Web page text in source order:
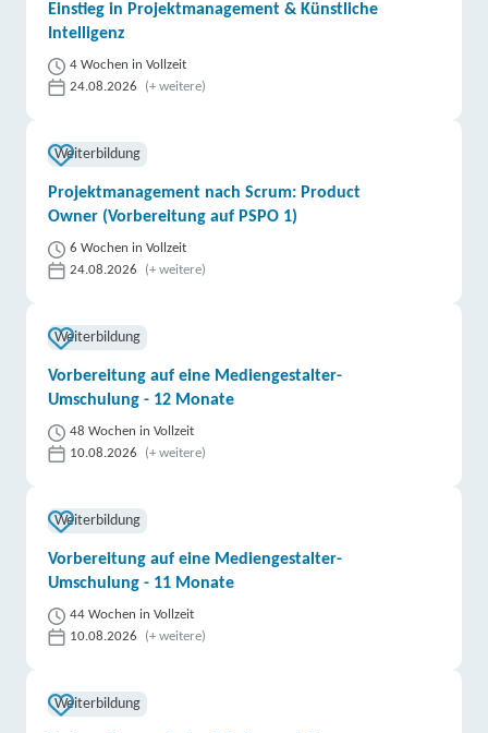
Einstieg in Projektmanagement & Künstliche
Intelligenz
4 Wochen in Vollzeit
24.08.2026
(+ weitere)
Weiterbildung
Projektmanagement nach Scrum: Product
Owner (Vorbereitung auf PSPO 1)
6 Wochen in Vollzeit
24.08.2026
(+ weitere)
Weiterbildung
Vorbereitung auf eine Mediengestalter-
Umschulung - 12 Monate
48 Wochen in Vollzeit
10.08.2026
(+ weitere)
Weiterbildung
Vorbereitung auf eine Mediengestalter-
Umschulung - 11 Monate
44 Wochen in Vollzeit
10.08.2026
(+ weitere)
Weiterbildung